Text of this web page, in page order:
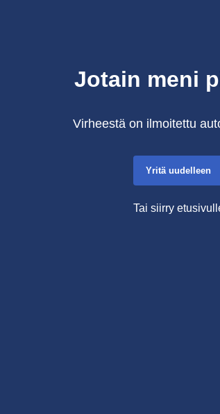
Jotain meni
Virheestä on ilmoitettu
Yritä uudelleen
Tai siirry